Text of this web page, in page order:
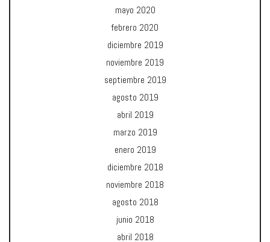
mayo 2020
febrero 2020
diciembre 2019
noviembre 2019
septiembre 2019
agosto 2019
abril 2019
marzo 2019
enero 2019
diciembre 2018
noviembre 2018
agosto 2018
junio 2018
abril 2018